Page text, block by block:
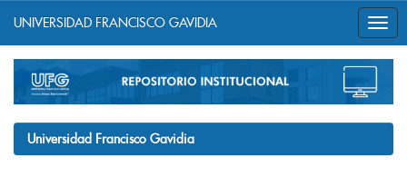
navigation
UNIVERSIDAD FRANCISCO GAVIDIA
Universidad Francisco Gavidia